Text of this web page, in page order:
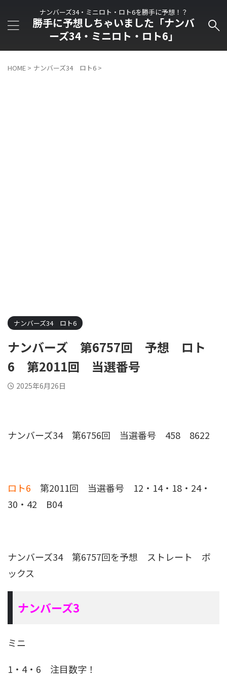
ナンバーズ34・ミニロト・ロト6を勝手に予想！？
勝手に予想しちゃいました「ナンバ
ーズ34・ミニロト・ロト6」
HOME > ナンバーズ34 ロト6 >
ナンバーズ34 ロト6
ナンバーズ 第6757回 予想 ロト
6 第2011回 当選番号
2025年6月26日
ナンバーズ34 第6756回 当選番号 458 8622
ロト6 第2011回 当選番号 12・14・18・24・
30・42 B04
ナンバーズ34 第6757回を予想
ストレート ボ
ックス
ナンバーズ3
ミニ
1・4・6 注目数字！